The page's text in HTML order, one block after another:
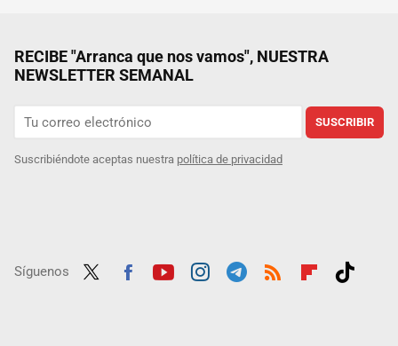
RECIBE "Arranca que nos vamos", NUESTRA
NEWSLETTER SEMANAL
SUSCRIBIR
Suscribiéndote aceptas nuestra política de privacidad
Síguenos